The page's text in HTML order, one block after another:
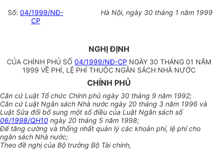
Số: 04/1999/NĐ-
CP
Hà Nội, ngày 30 tháng 1 năm 1999
NGHỊ ĐỊNH
CỦA CHÍNH PHỦ SỐ 04/1999/NĐ-CP NGÀY 30 THÁNG 01 NĂM
1999 VỀ PHÍ, LỆ PHÍ THUỘC NGÂN SÁCH NHÀ NƯỚC
CHÍNH PHỦ
Căn cứ Luật Tổ chức Chính phủ ngày 30 tháng 9 năm 1992;
Căn cứ Luật Ngân sách Nhà nước ngày 20 tháng 3 năm 1996 và
Luật Sửa đổi bổ sung một số điều của Luật Ngân sách số
06/1998/QH10 ngày 20 tháng 5 năm 1998;
Để tăng cường và thống nhất quản lý các khoản phí, lệ phí cho
ngân sách Nhà nước;
Theo đề nghị của Bộ trưởng Bộ Tài chính,